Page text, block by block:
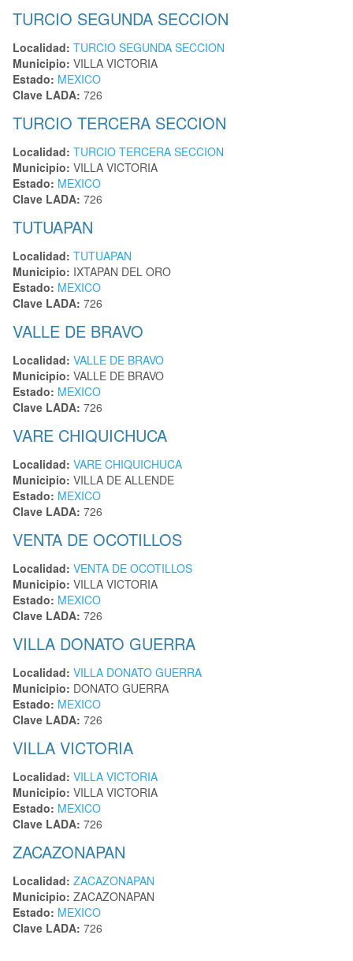
TURCIO SEGUNDA SECCION
Localidad: TURCIO SEGUNDA SECCION
Municipio: VILLA VICTORIA
Estado: MEXICO
Clave LADA: 726
TURCIO TERCERA SECCION
Localidad: TURCIO TERCERA SECCION
Municipio: VILLA VICTORIA
Estado: MEXICO
Clave LADA: 726
TUTUAPAN
Localidad: TUTUAPAN
Municipio: IXTAPAN DEL ORO
Estado: MEXICO
Clave LADA: 726
VALLE DE BRAVO
Localidad: VALLE DE BRAVO
Municipio: VALLE DE BRAVO
Estado: MEXICO
Clave LADA: 726
VARE CHIQUICHUCA
Localidad: VARE CHIQUICHUCA
Municipio: VILLA DE ALLENDE
Estado: MEXICO
Clave LADA: 726
VENTA DE OCOTILLOS
Localidad: VENTA DE OCOTILLOS
Municipio: VILLA VICTORIA
Estado: MEXICO
Clave LADA: 726
VILLA DONATO GUERRA
Localidad: VILLA DONATO GUERRA
Municipio: DONATO GUERRA
Estado: MEXICO
Clave LADA: 726
VILLA VICTORIA
Localidad: VILLA VICTORIA
Municipio: VILLA VICTORIA
Estado: MEXICO
Clave LADA: 726
ZACAZONAPAN
Localidad: ZACAZONAPAN
Municipio: ZACAZONAPAN
Estado: MEXICO
Clave LADA: 726